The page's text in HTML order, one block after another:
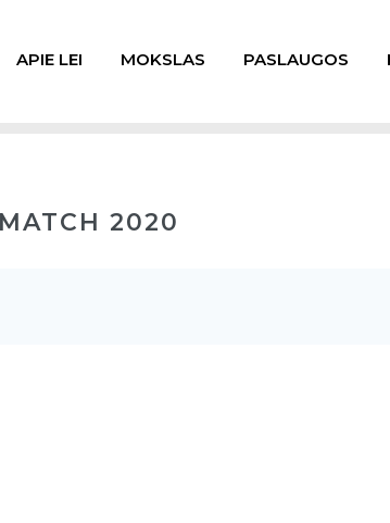
APIE LEI MOKSLAS PASLAUGOS
2020